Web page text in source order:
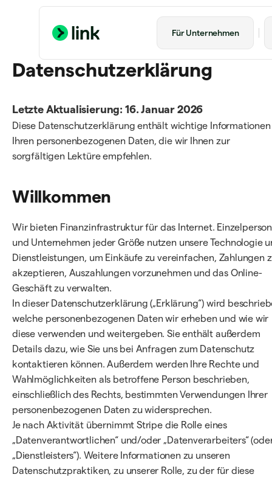
Für Unternehmen
Datenschutzerklärung
Letzte Aktualisierung: 16. Januar 2026
Diese Datenschutzerklärung enthält wichtige Informationen
Ihren personenbezogenen Daten, die wir Ihnen zur
sorgfältigen Lektüre empfehlen.
Willkommen
Wir bieten Finanzinfrastruktur für das Internet.
und Unternehmen jeder Größe nutzen unsere Technologie
Dienstleistungen, um Einkäufe zu vereinfachen, Zahlungen
akzeptieren, Auszahlungen vorzunehmen und das Online-
Geschäft zu verwalten.
In dieser Datenschutzerklärung („Erklärung“) wird
welche personenbezogenen Daten wir erheben und wie wir
diese verwenden und weitergeben. Sie enthält außerdem
Details dazu, wie Sie uns bei Anfragen zum Datenschutz
kontaktieren können. Außerdem werden Ihre Rechte und
Wahlmöglichkeiten als betroffene Person beschrieben,
einschließlich des Rechts, bestimmten Verwendungen Ihrer
personenbezogenen Daten zu widersprechen.
Je nach Aktivität übernimmt Stripe die Rolle eines
„Datenverantwortlichen“ und/oder „Datenverarbeiters“
„Dienstleisters“). Weitere Informationen zu unseren
Datenschutzpraktiken, zu unserer Rolle, zu der für diese